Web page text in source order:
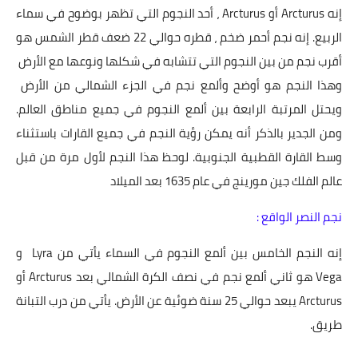
إنه Arcturus أو Arcturus ، أحد النجوم التي تظهر بوضوح في سماء
الربيع. إنه نجم أحمر ضخم ، قطره حوالي 22 ضعف قطر الشمس هو
أقرب نجم من بين النجوم التي تتشابه في شكلها ونوعها مع الأرض
وهذا النجم هو أوضح وألمع نجم في الجزء الشمالي من الأرض
ويحتل المرتبة الرابعة بين ألمع النجوم في جميع مناطق العالم.
ومن الجدير بالذكر أنه يمكن رؤية النجم في جميع القارات باستثناء
وسط القارة القطبية الجنوبية. لوحظ هذا النجم لأول مرة من قبل
عالم الفلك جين مورينج في عام 1635 بعد الميلاد
نجم النصر الواقع :
إنه النجم الخامس بين ألمع النجوم في السماء يأتي من Lyra و
Vega هو ثاني ألمع نجم في نصف الكرة الشمالي بعد Arcturus أو
Arcturus يبعد حوالي 25 سنة ضوئية عن الأرض. يأتي من درب التبانة
طريق.